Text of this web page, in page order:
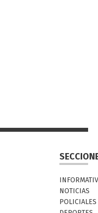
NOTICIAS
POLICIALES